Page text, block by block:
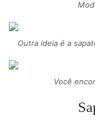
Outra ideia é a
Você